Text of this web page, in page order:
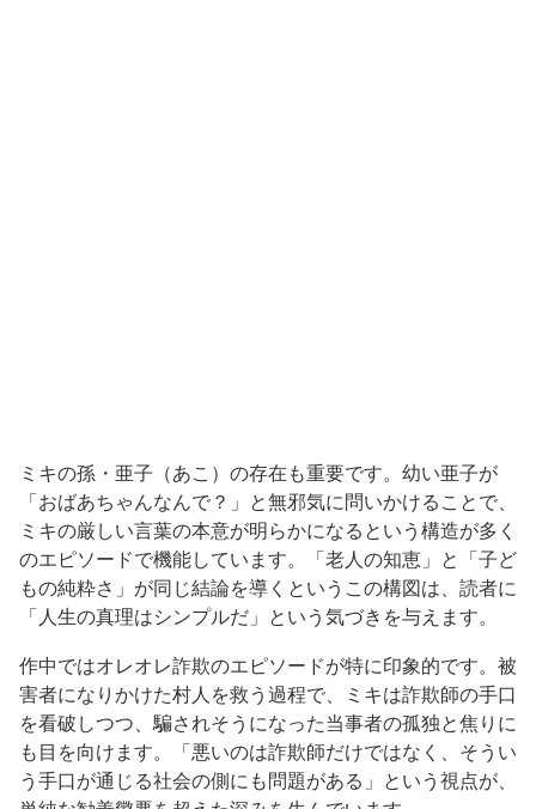
ミキの孫・亜子（あこ）の存在も重要です。幼い亜子が
「おばあちゃんなんで？」と無邪気に問いかけることで、
ミキの厳しい言葉の本意が明らかになるという構造が多く
のエピソードで機能しています。「老人の知恵」と「子ど
もの純粋さ」が同じ結論を導くというこの構図は、読者に
「人生の真理はシンプルだ」という気づきを与えます。
作中ではオレオレ詐欺のエピソードが特に印象的です。被
害者になりかけた村人を救う過程で、ミキは詐欺師の手口
を看破しつつ、騙されそうになった当事者の孤独と焦りに
も目を向けます。「悪いのは詐欺師だけではなく、そうい
う手口が通じる社会の側にも問題がある」という視点が、